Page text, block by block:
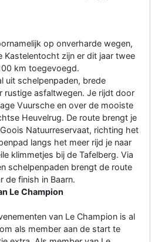
op onverharde wegen,
Kastelentocht zijn er dit jaar twee
km toegevoegd.
uit schelpenpaden, brede
rustige asfaltwegen. Je rijdt door
Vuursche en over de mooiste
Heuvelrug. De route brengt je
Natuurreservaat, richting het
langs het meer rijd je naar
klimmetjes bij de Tafelberg. Via
schelpenpaden brengt de route
de finish in Baarn.
Le Champion
van Le Champion is al
als member aan de start te